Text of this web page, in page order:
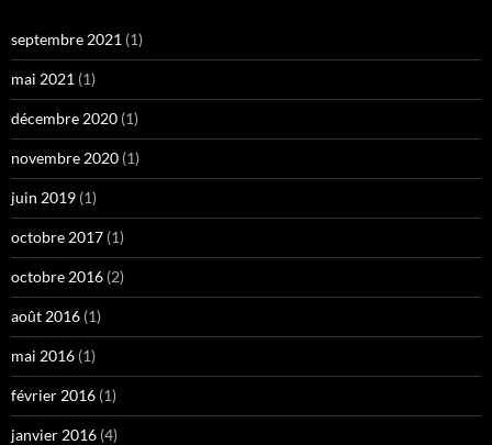
septembre 2021 (1)
mai 2021 (1)
décembre 2020 (1)
novembre 2020 (1)
juin 2019 (1)
octobre 2017 (1)
octobre 2016 (2)
août 2016 (1)
mai 2016 (1)
février 2016 (1)
janvier 2016 (4)